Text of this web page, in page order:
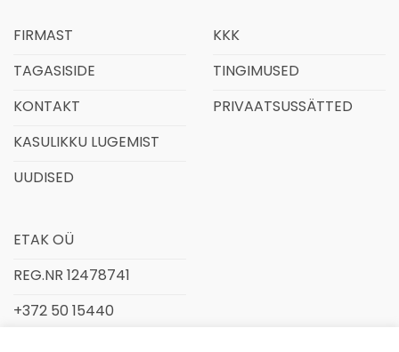
FIRMAST
TAGASISIDE
KONTAKT
KASULIKKU LUGEMIST
UUDISED
KKK
TINGIMUSED
PRIVAATSUSSÄTTED
ETAK OÜ
REG.NR 12478741
+372 50 15440